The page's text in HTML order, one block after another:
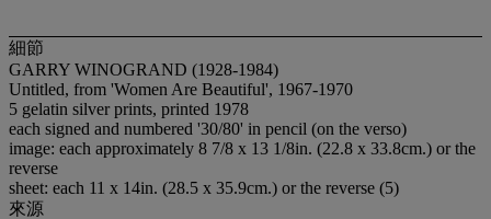
細節
GARRY WINOGRAND (1928-1984)
Untitled, from 'Women Are Beautiful', 1967-1970
5 gelatin silver prints, printed 1978
each signed and numbered '30/80' in pencil (on the verso)
image: each approximately 8 7/8 x 13 1/8in. (22.8 x 33.8cm.) or the
reverse
sheet: each 11 x 14in. (28.5 x 35.9cm.) or the reverse (5)
來源